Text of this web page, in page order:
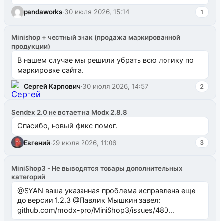
одноименном разделе на modx.pro пока пуст, и,...
pandaworks·30 июля 2026, 15:14 1
Minishop + честный знак (продажа маркированной
продукции)
В нашем случае мы решили убрать всю логику по
маркировке сайта.
Сергей Карпович·30 июля 2026, 14:57 2
Sendex 2.0 не встает на Modx 2.8.8
Спасибо, новый фикс помог.
Евгений·29 июля 2026, 11:06 3
MiniShop3 - Не выводятся товары дополнительных
категорий
@SYAN ваша указанная проблема исправлена еще
до версии 1.2.3 @Павлик Мышкин завел:
github.com/modx-pro/MiniShop3/issues/480